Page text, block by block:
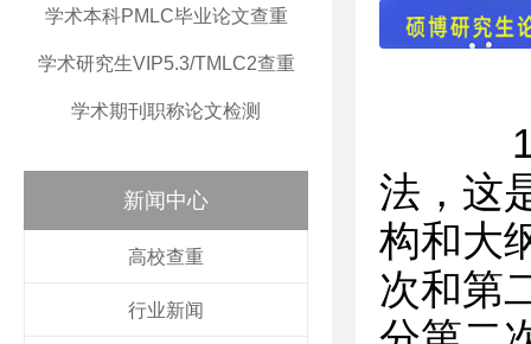
学术本科PMLC毕业论文查重
学术研究生VIP5.3/TMLC2查重
学术期刊职称论文检测
新闻中心
高校查重
行业新闻
1.
法，这
构和大
次和第